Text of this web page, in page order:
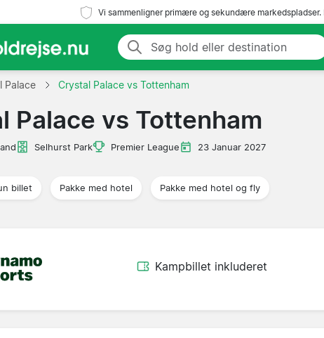
Vi sammenligner primære og sekundære
Palace Crystal Palace vs Tottenham
Palace vs Tottenham
Selhurst Park Premier League 23 Januar 2027
billet Pakke med hotel Pakke med hotel og fly
Kampbillet inkluderet